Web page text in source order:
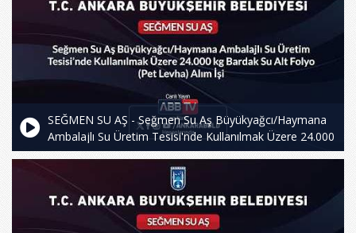
SEĞMEN SU AŞ - Seğmen Su Aş Büyükyağcı/Haymana
Ambalajlı Su Üretim Tesisi'nde Kullanılmak Üzere 24.000
kg Bardak Su Alt Folyo (Pet Levha) Alım İşi